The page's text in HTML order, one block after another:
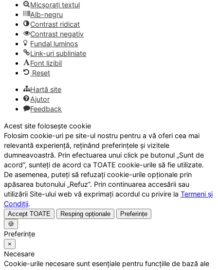
Micșorați textul
Alb-negru
Contrast ridicat
Contrast negativ
Fundal luminos
Link-uri subliniate
Font lizibil
Reset
Hartă site
Ajutor
Feedback
Acest site folosește cookie
Folosim cookie-uri pe site-ul nostru pentru a vă oferi cea mai
relevantă experiență, reținând preferințele și vizitele
dumneavoastră. Prin efectuarea unui click pe butonul „Sunt de
acord”, sunteți de acord ca TOATE cookie-urile să fie utilizate.
De asemenea, puteți să refuzați cookie-urile opționale prin
apăsarea butonului „Refuz”. Prin continuarea accesării sau
utilizării Site-ului web vă exprimați acordul cu privire la Termeni și
Condiții.
Accept TOATE Resping opționale
Preferințe
🍪
Preferințe
×
Necesare
Cookie-urile necesare sunt esențiale pentru funcțiile de bază ale